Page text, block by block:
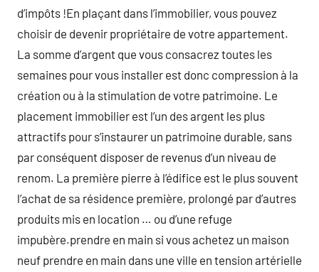
d’impôts !En plaçant dans l’immobilier, vous pouvez
choisir de devenir propriétaire de votre appartement.
La somme d’argent que vous consacrez toutes les
semaines pour vous installer est donc compression à la
création ou à la stimulation de votre patrimoine. Le
placement immobilier est l’un des argent les plus
attractifs pour s’instaurer un patrimoine durable, sans
par conséquent disposer de revenus d’un niveau de
renom. La première pierre à l’édifice est le plus souvent
l’achat de sa résidence première, prolongé par d’autres
produits mis en location … ou d’une refuge
impubère.prendre en main si vous achetez un maison
neuf prendre en main dans une ville en tension artérielle